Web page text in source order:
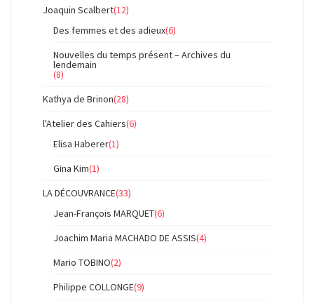
Joaquin Scalbert(12)
Des femmes et des adieux(6)
Nouvelles du temps présent – Archives du
lendemain
(8)
Kathya de Brinon(28)
l'Atelier des Cahiers(6)
Elisa Haberer(1)
Gina Kim(1)
LA DÉCOUVRANCE(33)
Jean-François MARQUET(6)
Joachim Maria MACHADO DE ASSIS(4)
Mario TOBINO(2)
Philippe COLLONGE(9)